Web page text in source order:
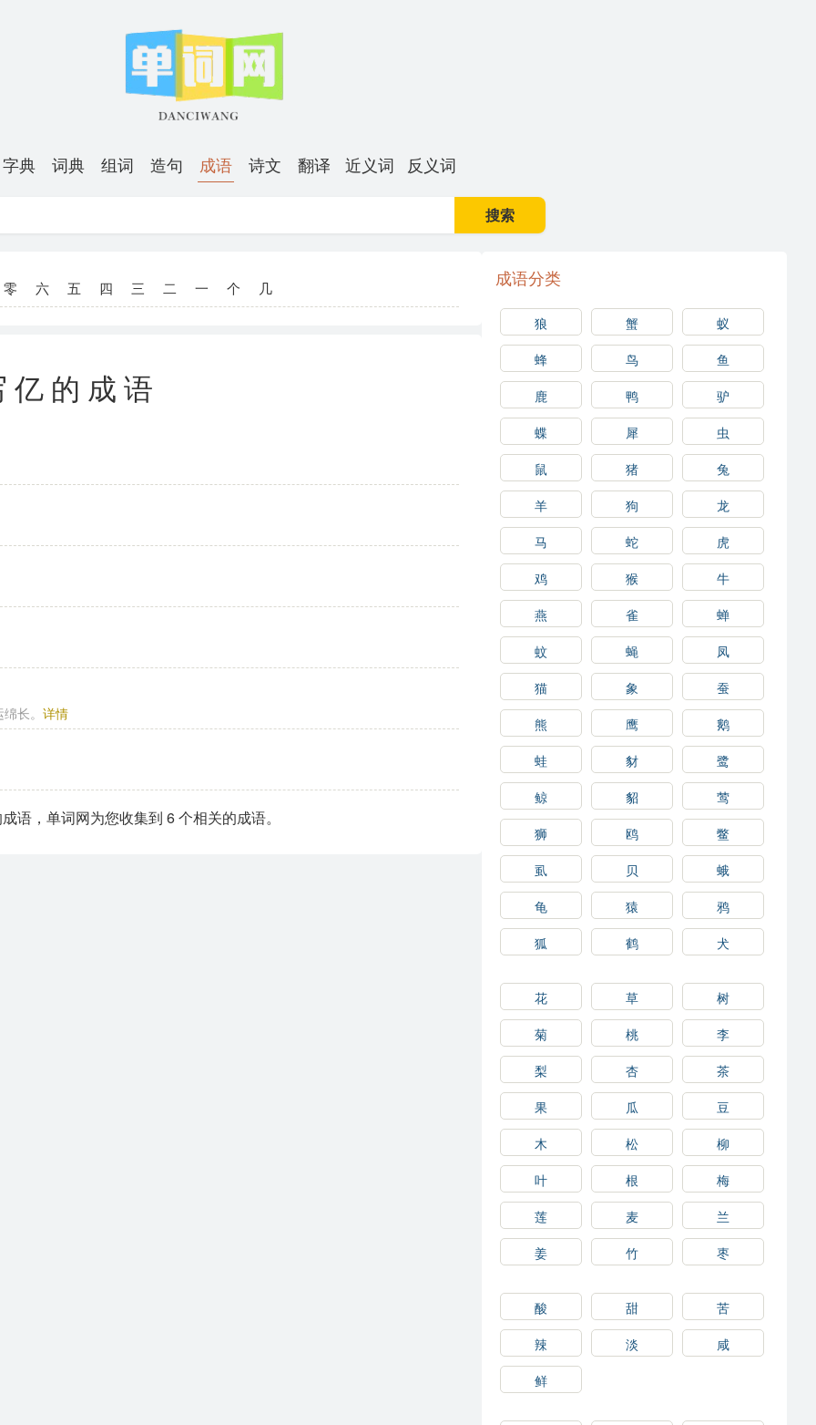
字典 词典 组词 造句 成语 诗文 翻译 近义词 反义词
搜索
零 六 五 四 三 二 一 个 几
亿的成语
长。 详情
语，单词网为您收集到 6个相关的成语。
成语分类
狼 蟹
蚁
蜂
鸟
鱼
鹿
鸭
驴
蝶
犀
虫
鼠
猪
兔
羊
狗
龙
马
蛇
虎
鸡
猴
牛
燕
雀
蝉
蚊
蝇
凤
猫
象
蚕
熊
鹰
鹅
蛙
豺
鹭
鲸
貂
莺
狮
鸥
鳖
虱
贝
蛾
龟
猿
鸦
狐
鹤 犬
花 草
树
菊
桃
李
梨
杏
茶
果
瓜
豆
木
松
柳
叶
根
梅
莲
麦
兰
姜
竹 枣
酸 甜
苦
辣
淡
咸
鲜